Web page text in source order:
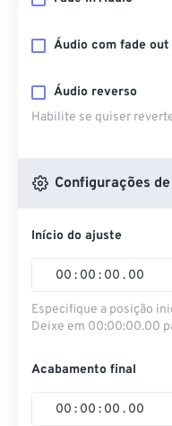
Áudio com fade out
Áudio reverso
Habilite se quiser
Configurações
Início do ajuste
00 : 00 : 00 . 00
Especifique a posição
Deixe em 00:00:00.00
Acabamento final
00 : 00 : 00 . 00